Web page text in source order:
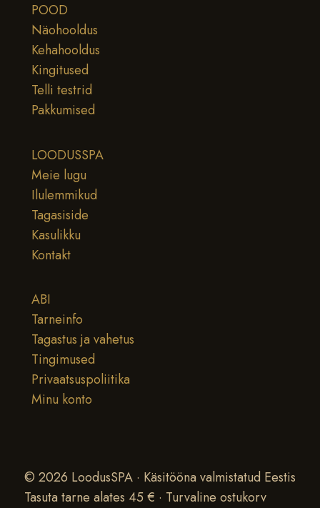
POOD
Näohooldus
Kehahooldus
Kingitused
Telli testrid
Pakkumised
LOODUSSPA
Meie lugu
Ilulemmikud
Tagasiside
Kasulikku
Kontakt
ABI
Tarneinfo
Tagastus ja vahetus
Tingimused
Privaatsuspoliitika
Minu konto
© 2026 LoodusSPA · Käsitööna valmistatud Eestis
Tasuta tarne alates 45 € · Turvaline ostukorv